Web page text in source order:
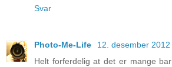
Svar
Photo-Me-Life
12. desember
Helt forferdelig at det er mange